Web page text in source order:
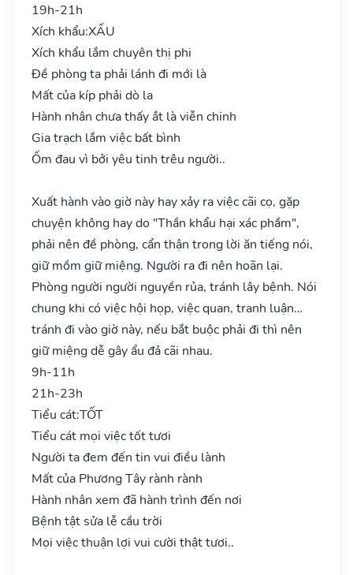
19h-21h
Xích khẩu:XẤU
Xích khẩu lắm chuyên thị phi
Đề phòng ta phải lánh đi mới là
Mất của kíp phải dò la
Hành nhân chưa thấy ắt là viễn chinh
Gia trạch lắm việc bất bình
Ốm đau vì bởi yêu tinh trêu người..
Xuất hành vào giờ này hay xảy ra việc cãi cọ, gặp
chuyện không hay do "Thần khẩu hại xác phầm",
phải nên đề phòng, cẩn thận trong lời ăn tiếng nói,
giữ mồm giữ miệng. Người ra đi nên hoãn lại.
Phòng người người nguyền rủa, tránh lây bệnh. Nói
chung khi có việc hội họp, việc quan, tranh luận…
tránh đi vào giờ này, nếu bắt buộc phải đi thì nên
giữ miệng dễ gây ẩu đả cãi nhau.
9h-11h
21h-23h
Tiểu cát:TỐT
Tiểu cát mọi việc tốt tươi
Người ta đem đến tin vui điều lành
Mất của Phương Tây rành rành
Hành nhân xem đã hành trình đến nơi
Bệnh tật sửa lễ cầu trời
Mọi việc thuận lợi vui cười thật tươi..